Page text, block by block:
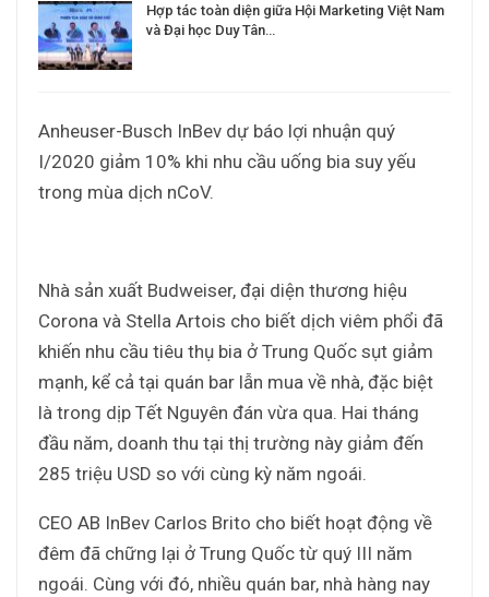
Hợp tác toàn diện giữa Hội Marketing Việt Nam
và Đại học Duy Tân…
Anheuser-Busch InBev dự báo lợi nhuận quý
I/2020 giảm 10% khi nhu cầu uống bia suy yếu
trong mùa dịch nCoV.
Nhà sản xuất Budweiser, đại diện thương hiệu
Corona và Stella Artois cho biết dịch viêm phổi đã
khiến nhu cầu tiêu thụ bia ở Trung Quốc sụt giảm
mạnh, kể cả tại quán bar lẫn mua về nhà, đặc biệt
là trong dịp Tết Nguyên đán vừa qua. Hai tháng
đầu năm, doanh thu tại thị trường này giảm đến
285 triệu USD so với cùng kỳ năm ngoái.
CEO AB InBev Carlos Brito cho biết hoạt động về
đêm đã chững lại ở Trung Quốc từ quý III năm
ngoái. Cùng với đó, nhiều quán bar, nhà hàng nay